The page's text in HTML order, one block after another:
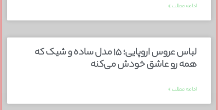
ادامه مطلب »
لباس عروس اروپایی؛ ۱۵ مدل ساده و شیک که
همه رو عاشق خودش می‌کنه
ادامه مطلب »